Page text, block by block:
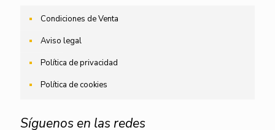
Condiciones de Venta
Aviso legal
Política de privacidad
Política de cookies
Síguenos en las redes